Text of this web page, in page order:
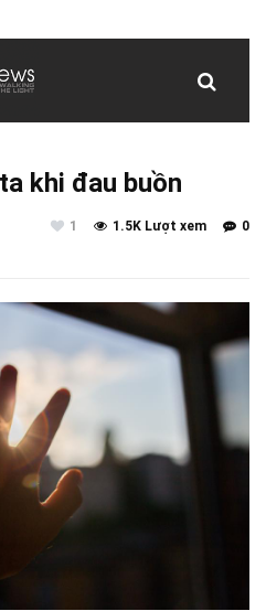
khi đau buồn
0
1.5K Lượt xem
1